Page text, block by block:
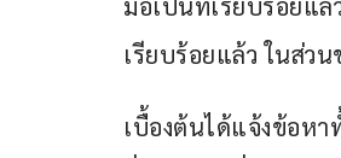
มือเป็นที่เรียบร้อยแ
เรียบร้อยแล้ว ในส่ว
เบื้องต้นได้แจ้งข้อห